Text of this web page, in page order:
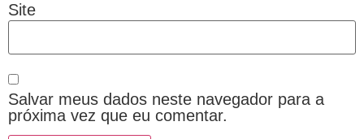
Site
Salvar meus dados neste navegador para a
próxima vez que eu comentar.